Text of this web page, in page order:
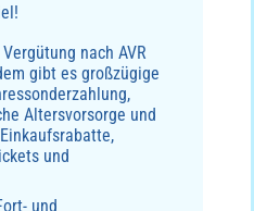
nach AVR
gibt es großzügige
Altersvorsorge und
und
und